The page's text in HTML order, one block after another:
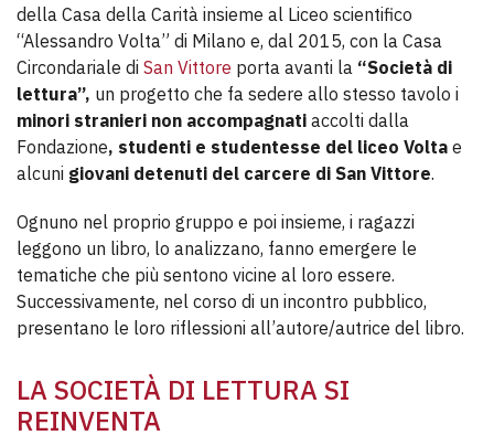
della Casa della Carità insieme al Liceo scientifico
“Alessandro Volta” di Milano e, dal 2015, con la Casa
Circondariale di San Vittore porta avanti la “Società di
lettura”, un progetto che fa sedere allo stesso tavolo i
minori stranieri non accompagnati accolti dalla
Fondazione, studenti e studentesse del liceo Volta e
alcuni giovani detenuti del carcere di San Vittore.
Ognuno nel proprio gruppo e poi insieme, i ragazzi
leggono un libro, lo analizzano, fanno emergere le
tematiche che più sentono vicine al loro essere.
Successivamente, nel corso di un incontro pubblico,
presentano le loro riflessioni all’autore/autrice del libro.
LA SOCIETÀ DI LETTURA SI
REINVENTA